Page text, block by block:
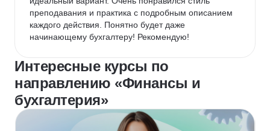
преподавания и практика с подробным описанием
каждого действия. Понятно будет даже
начинающему бухгалтеру! Рекомендую!
Интересные курсы по
направлению «Финансы и
бухгалтерия»